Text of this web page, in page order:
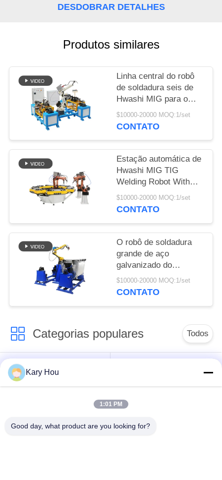
MAPA
SITE
POLÍTICA
DE
PRIVACIDADE
DESDOBRAR DETALHES
Produtos similares
Linha central do robô
de soldadura seis de
Hwashi MIG para o
quadro de aço
inoxidável da cadeira
$10000-20000 MOQ:1/set
CONTATO
Estação automática de
Hwashi MIG TIG
Welding Robot With
Rotating para o canto
da cremalheira do
$10000-20000 MOQ:1/set
CONTATO
O robô de soldadura
grande de aço
galvanizado do
escaninho dos
desperdícios configura
$10000-20000 MOQ:1/set
CONTATO
Categorias populares Todos
Máquina de
soldadura do ponto
condensador
do dissipador
Kary Hou
1:01 PM
Good day, what product are you looking for?